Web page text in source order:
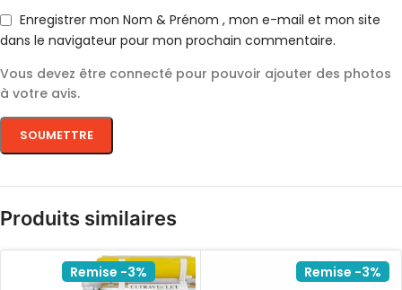
Enregistrer mon Nom & Prénom , mon e-mail et mon site
dans le navigateur pour mon prochain commentaire.
Vous devez être connecté pour pouvoir ajouter des photos
à votre avis.
Produits similaires
Remise -3% Remise -3%